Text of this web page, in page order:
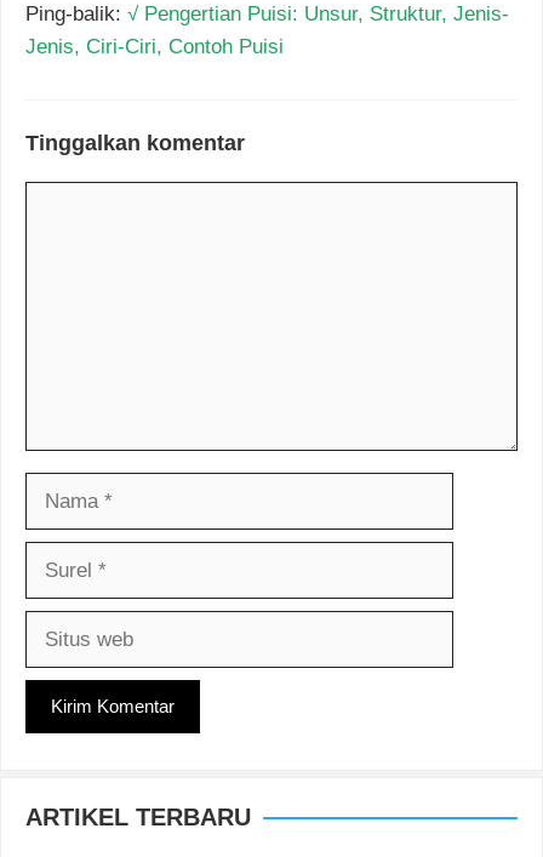
Ping-balik: √ Pengertian Puisi: Unsur, Struktur, Jenis-
Jenis, Ciri-Ciri, Contoh Puisi
Tinggalkan komentar
Nama
Surel
Situs
ARTIKEL TERBARU